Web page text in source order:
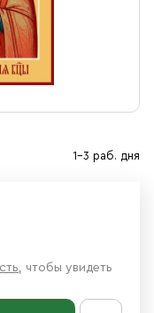
1-3 раб. дня
, чтобы увидеть